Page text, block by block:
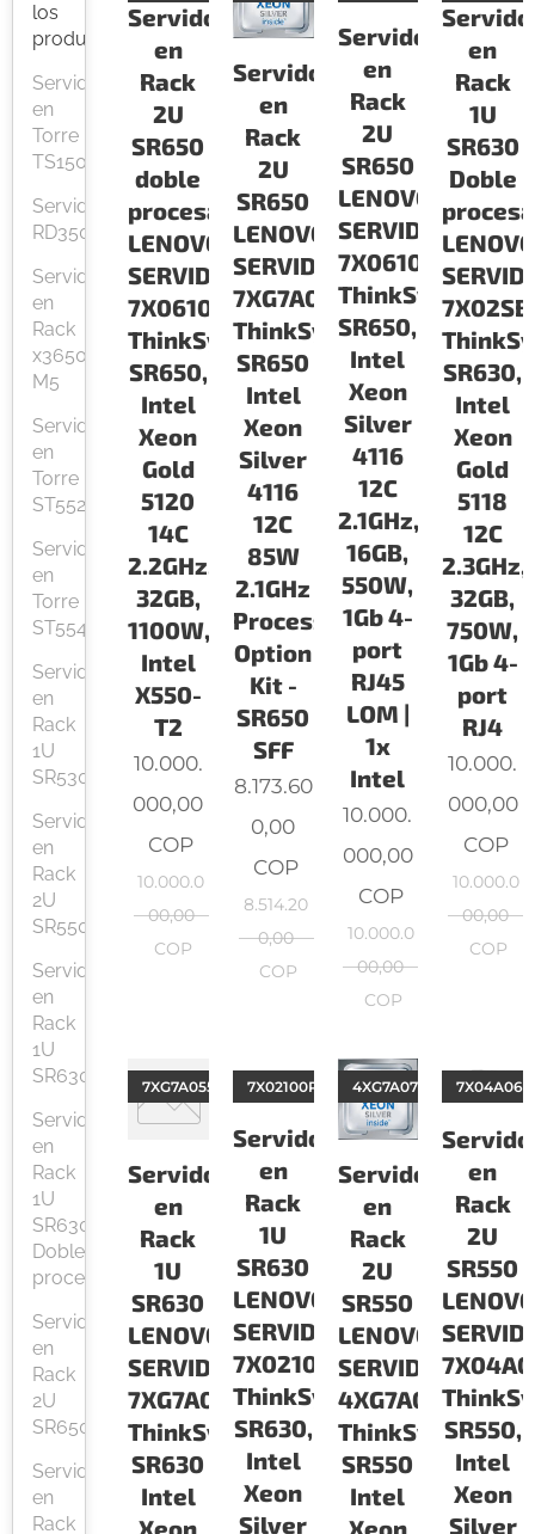
los
productos
Servidor
en
Torre
TS150
Servidor
RD350
Servidor
en
Rack
x3650
M5
Servidor
en
Torre
ST552
Servidor
en
Torre
ST554
Servidor
en
Rack
1U
SR530
Servidor
en
Rack
2U
SR550
Servidor
en
Rack
1U
SR630
Servidor
en
Rack
1U
SR630
Doble
procesador
Servidor
en
Rack
2U
SR650
Servidor
en
Rack
Servidor
en
Rack
2U
SR650
doble
procesador
LENOVO
SERVIDORES
7X06100MLA
ThinkSystem
SR650,
Intel
Xeon
Gold
5120
14C
2.2GHz,
32GB,
1100W,
Intel
X550-
T2
10.000.
000,00
COP
10.000.0
00,00
COP
Servidor
en
Rack
2U
SR650
LENOVO
SERVIDORES
7XG7A05576
ThinkSystem
SR650
Intel
Xeon
Silver
4116
12C
85W
2.1GHz
Processor
Option
Kit -
SR650
SFF
8.173.60
0,00
COP
8.514.20
0,00
COP
Servidor
en
Rack
2U
SR650
LENOVO
SERVIDORES
7X06100LLA
ThinkSystem
SR650,
Intel
Xeon
Silver
4116
12C
2.1GHz,
16GB,
550W,
1Gb 4-
port
RJ45
LOM |
1x
Intel
10.000.
000,00
COP
10.000.0
00,00
COP
en
Rack
1U
SR630
Doble
SR630,
Intel
Xeon
Gold
5118
12C
2.3GHz,
32GB,
750W,
1Gb 4-
port
RJ4
10.000.
000,00
COP
10.000.0
00,00
COP
Servidor
en
Rack
1U
SR630
LENOVO
SERVIDORES
7XG7A05534
ThinkSystem
SR630
Intel
Xeon
7XG7A05534
Servidor
en
Rack
1U
SR630
LENOVO
SERVIDORES
7X02100PLA
ThinkSystem
SR630,
Intel
Xeon
Silver
7X02100PLA
Servidor
en
Rack
2U
SR550
LENOVO
SERVIDORES
4XG7A07192
ThinkSystem
SR550
Intel
Xeon
4XG7A07192
en
Rack
2U
SR550
SR550,
Intel
Xeon
Silver